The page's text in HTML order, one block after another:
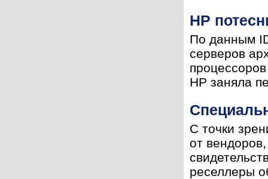
HP
По данным
серверов
HP заняла
С точки
от
реселлеры